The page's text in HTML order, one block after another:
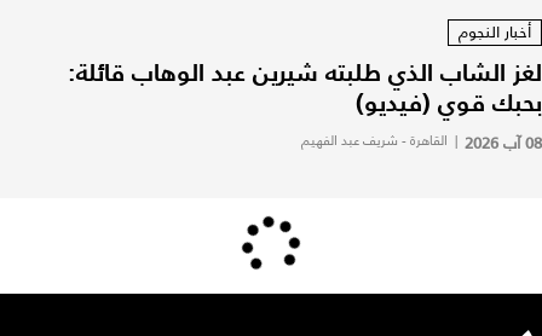
أخبار النجوم
لغز الشاب الذي طلبته شيرين عبد الوهاب قائلة:
بحبك قوي (فيديو)
08 آب 2026 | القاهرة - شريف عبد الفهيم